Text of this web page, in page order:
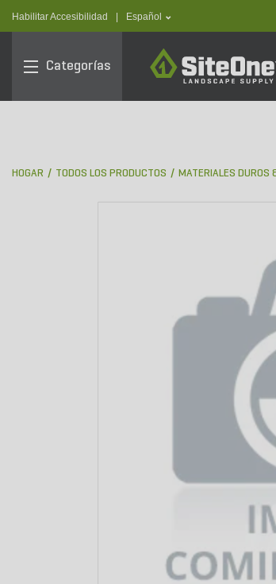
Habilitar Accesibilidad text.language
Español
Categorías
SiteOne
HOGAR TODOS LOS PRODUCTOS MATERIALES DUROS